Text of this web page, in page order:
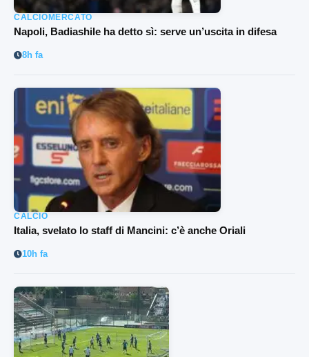
CALCIOMERCATO
Napoli, Badiashile ha detto sì: serve un’uscita in difesa
8h fa
CALCIO
Italia, svelato lo staff di Mancini: c’è anche Oriali
10h fa